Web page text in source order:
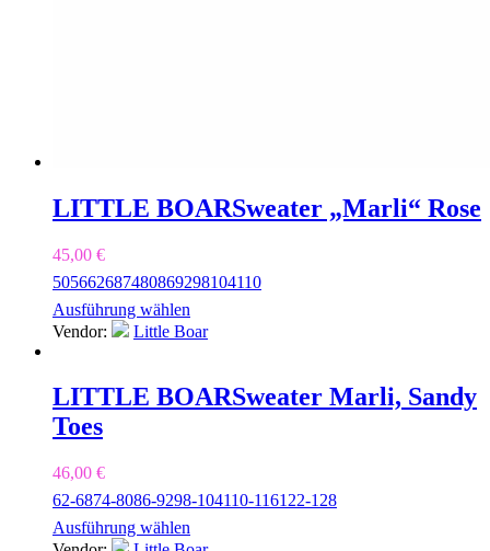
LITTLE BOARSweater „Marli“ Rose
45,00 €
505662687480869298104110
Ausführung wählen
Vendor:
Little Boar
LITTLE BOARSweater Marli, Sandy
Toes
46,00 €
62-6874-8086-9298-104110-116122-128
Ausführung wählen